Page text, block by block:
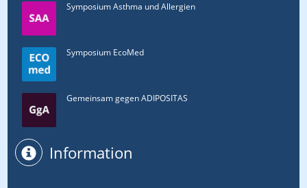
Symposium Asthma und Allergien
Symposium EcoMed
Gemeinsam gegen ADIPOSITAS
Information